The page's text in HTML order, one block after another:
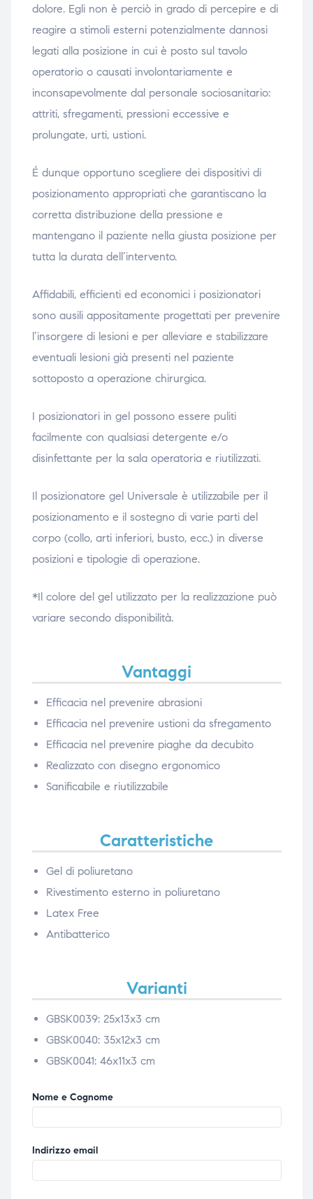
dolore. Egli non è perciò in grado di percepire e di
reagire a stimoli esterni potenzialmente dannosi
legati alla posizione in cui è posto sul tavolo
operatorio o causati involontariamente e
inconsapevolmente dal personale sociosanitario:
attriti, sfregamenti, pressioni eccessive e
prolungate, urti, ustioni.
É dunque opportuno scegliere dei dispositivi di
posizionamento appropriati che garantiscano la
corretta distribuzione della pressione e
mantengano il paziente nella giusta posizione per
tutta la durata dell’intervento.
Affidabili, efficienti ed economici i posizionatori
sono ausili appositamente progettati per prevenire
l’insorgere di lesioni e per alleviare e stabilizzare
eventuali lesioni già presenti nel paziente
sottoposto a operazione chirurgica.
I posizionatori in gel possono essere puliti
facilmente con qualsiasi detergente e/o
disinfettante per la sala operatoria e riutilizzati.
Il posizionatore gel Universale è utilizzabile per il
posizionamento e il sostegno di varie parti del
corpo (collo, arti inferiori, busto, ecc.) in diverse
posizioni e tipologie di operazione.
*Il colore del gel utilizzato per la realizzazione può
variare secondo disponibilità.
Vantaggi
Efficacia nel prevenire abrasioni
Efficacia nel prevenire ustioni da sfregamento
Efficacia nel prevenire piaghe da decubito
Realizzato con disegno ergonomico
Sanificabile e riutilizzabile
Caratteristiche
Gel di poliuretano
Rivestimento esterno in poliuretano
Latex Free
Antibatterico
Varianti
GBSK0039: 25x13x3 cm
GBSK0040: 35x12x3 cm
GBSK0041: 46x11x3 cm
Nome e Cognome
Indirizzo email